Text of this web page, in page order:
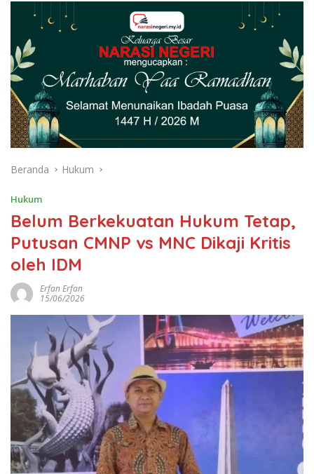
Beranda Hukum
Hukum
Belum Berkekuatan Hukum Tetap,
Putusan CMNP vs MNC Dikaji Kritis
oleh IDM
Erfan Erfan
15/06/2026